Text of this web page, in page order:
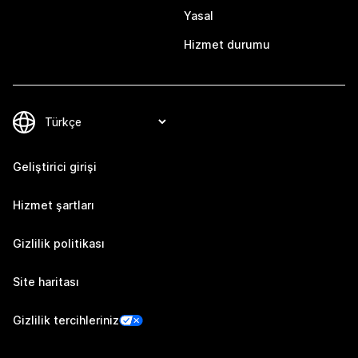
Yasal
Hizmet durumu
Geliştirici girişi
Hizmet şartları
Gizlilik politikası
Site haritası
Gizlilik tercihleriniz